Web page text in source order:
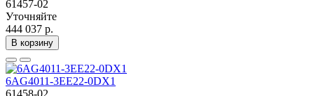
61457-02
Уточняйте
444 037 р.
В корзину
6AG4011-3EE22-0DX1